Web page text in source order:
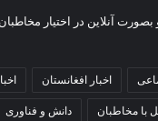
بصورت آنلاین در اختیار
اخبار افغانستان
با مخاطبان دانش و فناوری
رضا(علیه
فیلم
1404-07-05